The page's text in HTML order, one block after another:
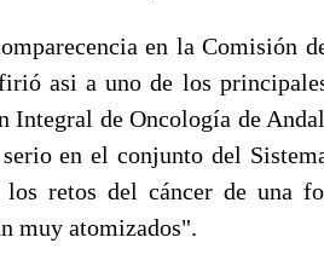
en la Comisión
asi a uno de los
Integral de Oncología de
en el conjunto del
retos del cáncer de una
muy atomizados".